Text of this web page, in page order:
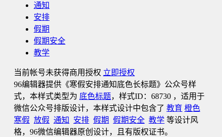
通知
安排
假期
假期安全
教学
当前帐号未获得商用授权 立即授权
96编辑器提供《寒假安排通知底色长标题》公众号样
式，本样式类型为 底色标题，样式ID：68730 ，适用于
微信公众号排版设计，本样式设计中包含了 教育 橙色
寒假 放假 通知 安排 假期 假期安全 教学 等设计风
格，96微信编辑器原创设计，且有版权证书。